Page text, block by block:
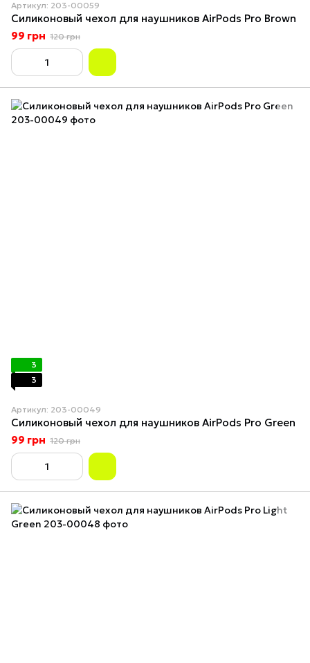
Артикул: 203-00059
Силиконовый чехол для наушников AirPods Pro Brown
99 грн 120 грн
3
3
Артикул: 203-00049
Силиконовый чехол для наушников AirPods Pro Green
99 грн 120 грн